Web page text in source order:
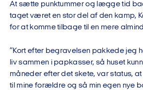
At sætte punktummer og lægge tid
taget været en stor del af den kamp,
for at komme tilbage til en mere
”Kort efter begravelsen pakkede jeg
liv sammen i papkasser, så huset
måneder efter det skete, var status,
til mine forældre og så min egen nye